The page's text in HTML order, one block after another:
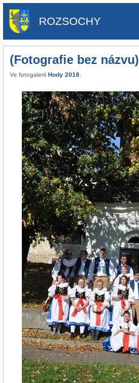
ROZSOCHY
(Fotografie bez názvu)
Ve fotogalerii Hody 2018